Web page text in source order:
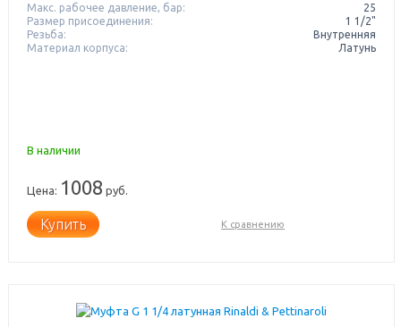
Макс. рабочее давление, бар:
25
Размер присоединения:
1 1/2"
Резьба:
Внутренняя
Материал корпуса:
Латунь
В наличии
Цена: 1008 руб.
Купить К сравнению